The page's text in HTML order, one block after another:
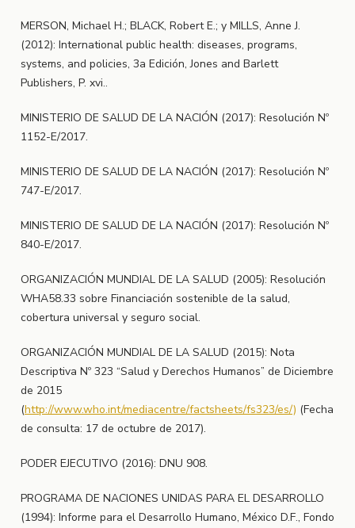
MERSON, Michael H.; BLACK, Robert E.; y MILLS, Anne J.
(2012): International public health: diseases, programs,
systems, and policies, 3a Edición, Jones and Barlett
Publishers, P. xvi..
MINISTERIO DE SALUD DE LA NACIÓN (2017): Resolución Nº
1152-E/2017.
MINISTERIO DE SALUD DE LA NACIÓN (2017): Resolución Nº
747-E/2017.
MINISTERIO DE SALUD DE LA NACIÓN (2017): Resolución Nº
840-E/2017.
ORGANIZACIÓN MUNDIAL DE LA SALUD (2005): Resolución
WHA58.33 sobre Financiación sostenible de la salud,
cobertura universal y seguro social.
ORGANIZACIÓN MUNDIAL DE LA SALUD (2015): Nota
Descriptiva Nº 323 “Salud y Derechos Humanos” de Diciembre
de 2015
(http://www.who.int/mediacentre/factsheets/fs323/es/) (Fecha
de consulta: 17 de octubre de 2017).
PODER EJECUTIVO (2016): DNU 908.
PROGRAMA DE NACIONES UNIDAS PARA EL DESARROLLO
(1994): Informe para el Desarrollo Humano, México D.F., Fondo